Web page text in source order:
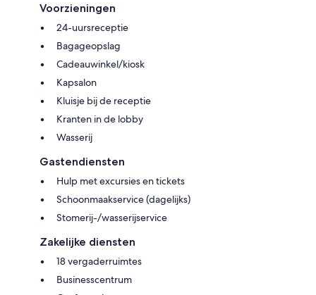
Voorzieningen
24-uursreceptie
Bagageopslag
Cadeauwinkel/kiosk
Kapsalon
Kluisje bij de receptie
Kranten in de lobby
Wasserij
Gastendiensten
Hulp met excursies en tickets
Schoonmaakservice (dagelijks)
Stomerij-/wasserijservice
Zakelijke diensten
18 vergaderruimtes
Businesscentrum